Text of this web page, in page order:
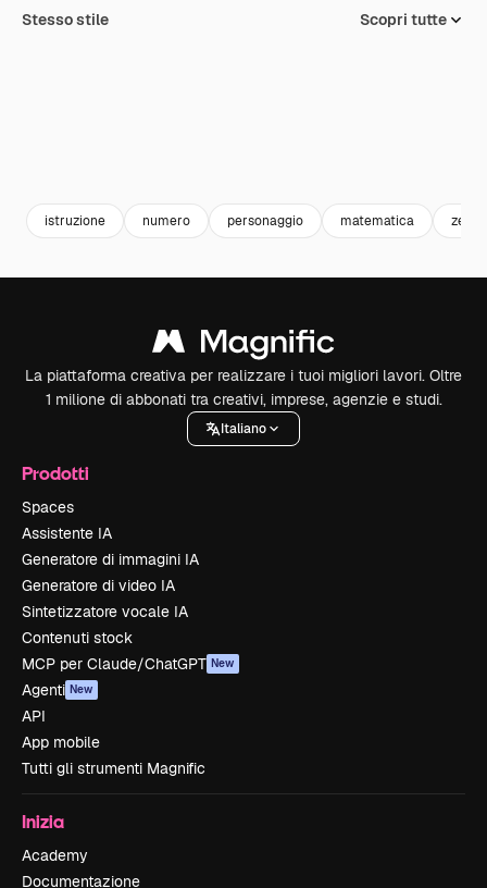
Stesso stile Scopri tutte
istruzione numero personaggio matematica zero
La piattaforma creativa per realizzare i tuoi migliori lavori. Oltre
1 milione di abbonati tra creativi, imprese, agenzie e studi.
Italiano
Prodotti
Spaces
Assistente IA
Generatore di immagini IA
Generatore di video IA
Sintetizzatore vocale IA
Contenuti stock
MCP per Claude/ChatGPT New
Agenti New
API
App mobile
Tutti gli strumenti Magnific
Inizia
Academy
Documentazione